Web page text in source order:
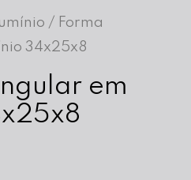
/ Forma
34x25x8
em